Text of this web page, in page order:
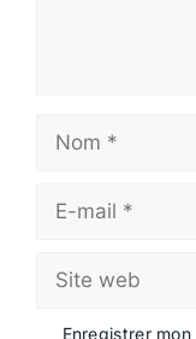
mail
web
Enregistrer